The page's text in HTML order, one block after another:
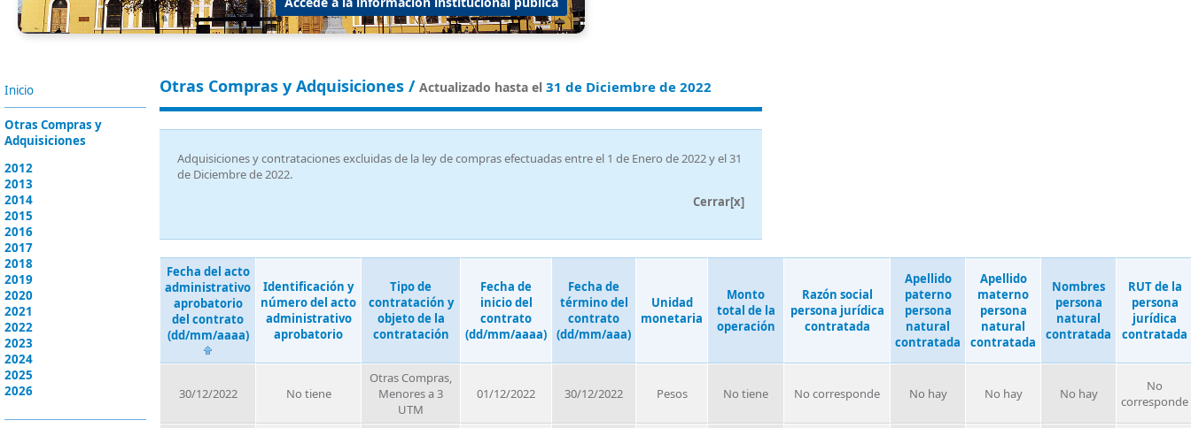
Inicio
Otras Compras y
Adquisiciones
2012
2013
2014
2015
2016
2017
2018
2019
2020
2021
2022
2023
2024
2025
2026
Otras Compras y Adquisiciones / Actualizado hasta el 31 de Diciembre de 2022
Adquisiciones y contrataciones excluidas de la ley de compras efectuadas entre el 1 de Enero de 2022 y el 31
de Diciembre de 2022.
Cerrar[x]
Fecha del acto
administrativo
aprobatorio
del contrato
(dd/mm/aaaa)
Identificación y
número del acto
administrativo
aprobatorio
Tipo de
contratación y
objeto de la
contratación
Fecha de
inicio del
contrato
(dd/mm/aaaa)
Fecha de
término del
contrato
(dd/mm/aaa)
Unidad
monetaria
Monto
total de la
operación
Razón social
persona jurídica
contratada
Apellido
paterno
persona
natural
contratada
Apellido
materno
persona
natural
contratada
Nombres
persona
natural
contratada
RUT de la
persona
jurídica
contratada
30/12/2022 No tiene
Otras Compras,
Menores a 3
UTM
01/12/2022 30/12/2022 Pesos No tiene No corresponde No hay No hay No hay
No
corresponde